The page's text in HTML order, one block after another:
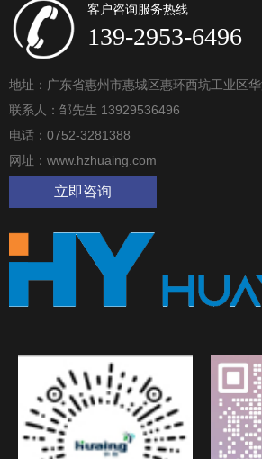
客户咨询服务热线
139-2953-6496
地址：广东省惠州市惠城区惠环西坑工业区
联系人：邹先生 13929536496
电话：0752-3281388
网址：www.hzhuaing.com
立即咨询